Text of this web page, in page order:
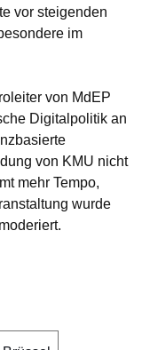
vor steigenden
im
von MdEP
Digitalpolitik an
von KMU nicht
mehr Tempo,
wurde